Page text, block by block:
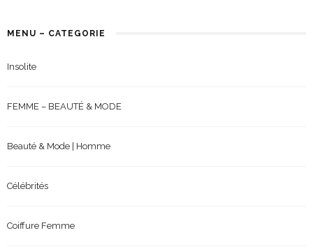
MENU – CATEGORIE
Insolite
FEMME – BEAUTÉ & MODE
Beauté & Mode | Homme
Célébrités
Coiffure Femme